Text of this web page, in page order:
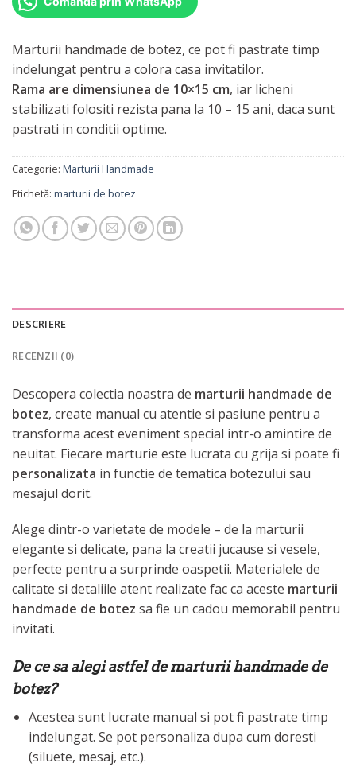
Marturii handmade de botez, ce pot fi pastrate timp
indelungat pentru a colora casa invitatilor.
Rama are dimensiunea de 10×15 cm, iar licheni
stabilizati folositi rezista pana la 10 – 15 ani, daca sunt
pastrati in conditii optime.
Categorie: Marturii Handmade
Etichetă: marturii de botez
DESCRIERE
RECENZII (0)
Descopera colectia noastra de marturii handmade de
botez, create manual cu atentie si pasiune pentru a
transforma acest eveniment special intr-o amintire de
neuitat. Fiecare marturie este lucrata cu grija si poate fi
personalizata in functie de tematica botezului sau
mesajul dorit.
Alege dintr-o varietate de modele – de la marturii
elegante si delicate, pana la creatii jucause si vesele,
perfecte pentru a surprinde oaspetii. Materialele de
calitate si detaliile atent realizate fac ca aceste marturii
handmade de botez sa fie un cadou memorabil pentru
invitati.
De ce sa alegi astfel de marturii handmade de
botez?
Acestea sunt lucrate manual si pot fi pastrate timp
indelungat. Se pot personaliza dupa cum doresti
(siluete, mesaj, etc.).